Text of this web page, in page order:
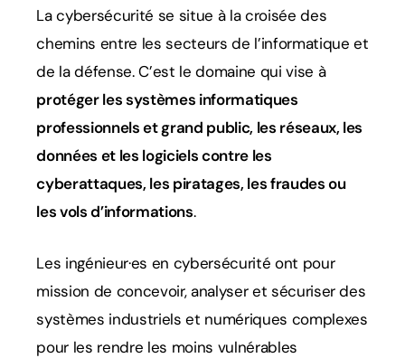
La cybersécurité se situe à la croisée des
chemins entre les secteurs de l’informatique et
de ladéfense. C’est le domaine qui vise à
protéger les systèmes informatiques
professionnels et grand public, les réseaux, les
données et les logiciels contre les
cyberattaques, les piratages, les fraudes ou
les vols d’informations.
Les ingénieur·es en cybersécurité ont pour
mission de concevoir, analyser et sécuriser des
systèmes industriels et numériques complexes
pour les rendre les moins vulnérables